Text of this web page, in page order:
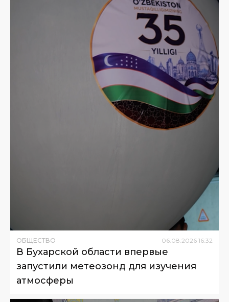
ОБЩЕСТВО 06.08.2026 16:32
В Бухарской области впервые
запустили метеозонд для изучения
атмосферы